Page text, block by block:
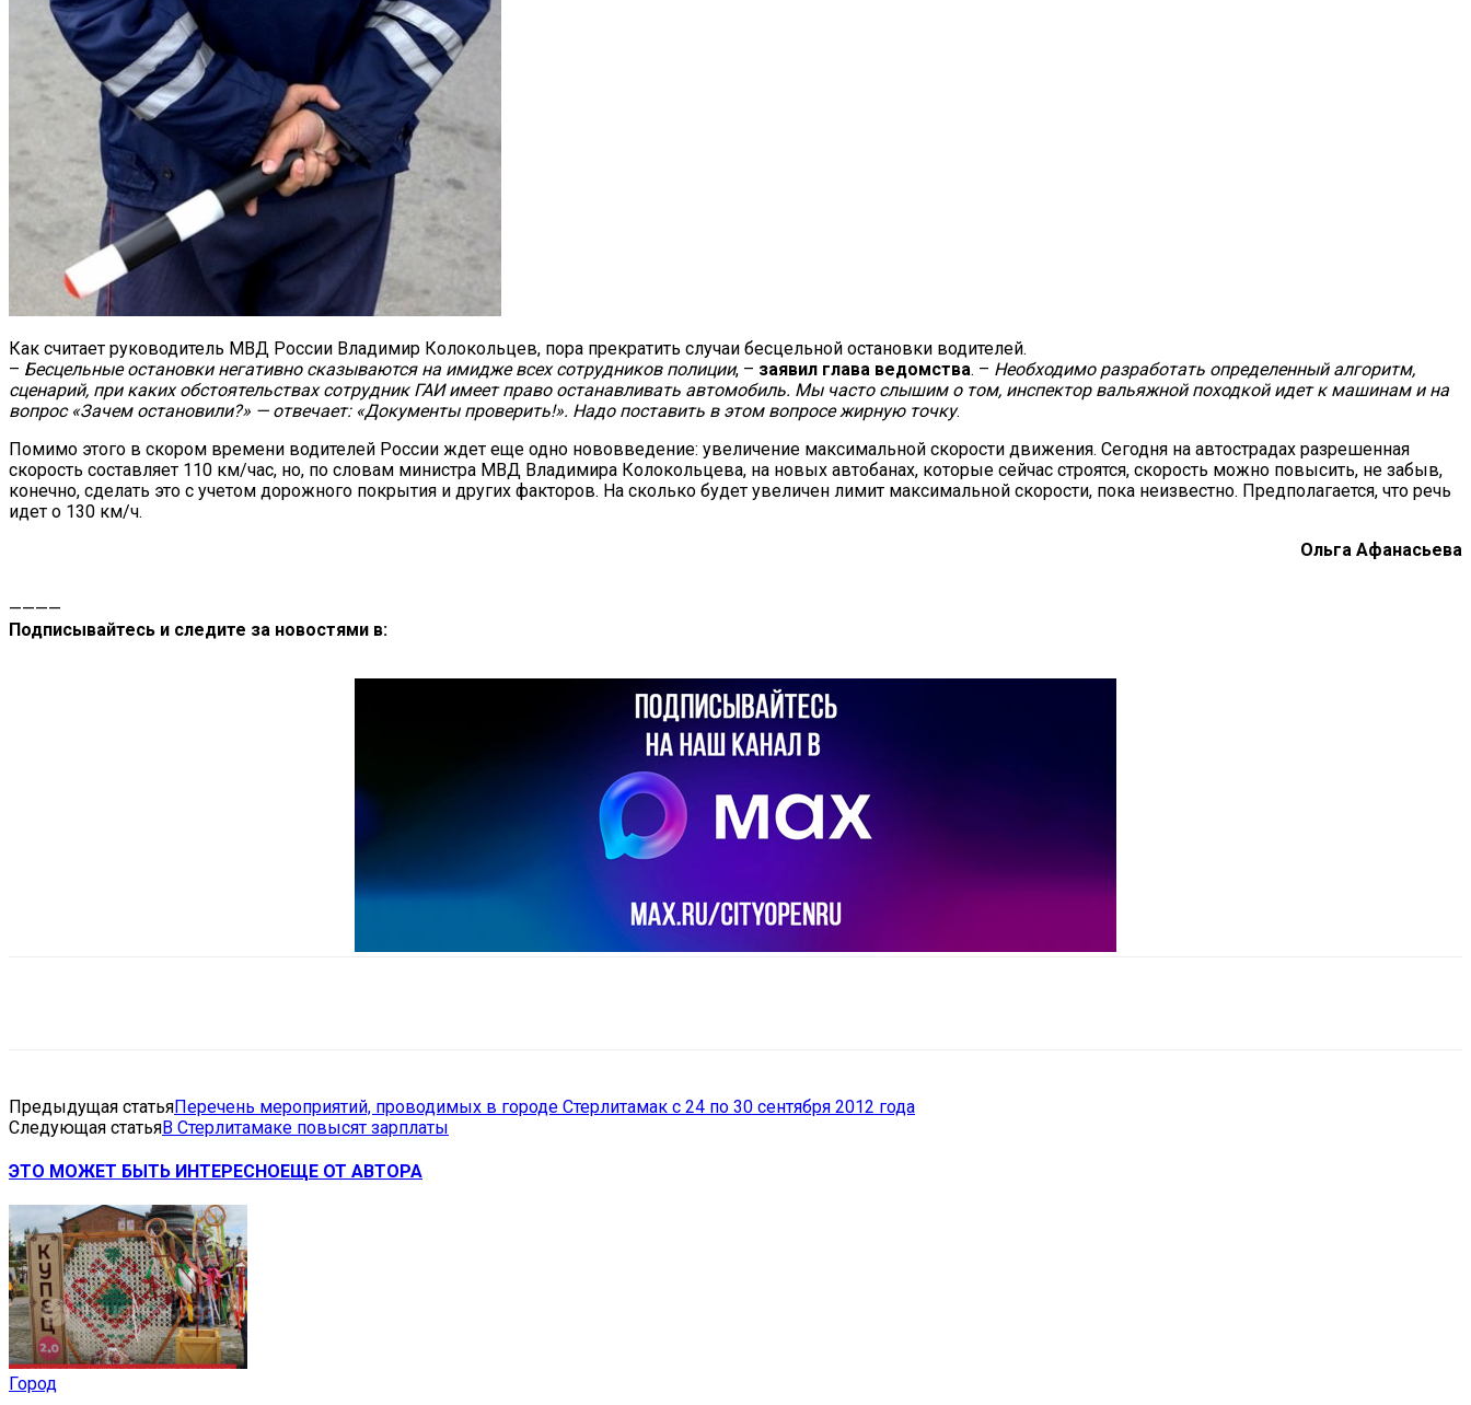
Как считает руководитель МВД России Владимир Колокольцев, пора прекратить случаи бесцельной остановки водителей.
– Бесцельные остановки негативно сказываются на имидже всех сотрудников полиции, – заявил глава ведомства. – Необходимо разработать определенный алгоритм,
сценарий, при каких обстоятельствах сотрудник ГАИ имеет право останавливать автомобиль. Мы часто слышим о том, инспектор вальяжной походкой идет к машинам и на
вопрос «Зачем остановили?» — отвечает: «Документы проверить!». Надо поставить в этом вопросе жирную точку.
Помимо этого в скором времени водителей России ждет еще одно нововведение: увеличение максимальной скорости движения. Сегодня на автострадах разрешенная
скорость составляет 110 км/час, но, по словам министра МВД Владимира Колокольцева, на новых автобанах, которые сейчас строятся, скорость можно повысить, не забыв,
конечно, сделать это с учетом дорожного покрытия и других факторов. На сколько будет увеличен лимит максимальной скорости, пока неизвестно. Предполагается, что речь
идет о 130 км/ч.
Ольга Афанасьева
————
Подписывайтесь и следите за новостями в:
Предыдущая статьяПеречень мероприятий, проводимых в городе Стерлитамак с 24 по 30 сентября 2012 года
Следующая статьяВ Стерлитамаке повысят зарплаты
ЭТО МОЖЕТ БЫТЬ ИНТЕРЕСНОЕЩЕ ОТ АВТОРА
Город